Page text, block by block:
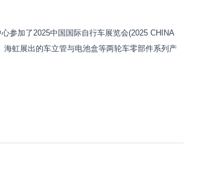
参加了2025中国国际自行车展览会(2025 CHINA
海虹展出的车立管与电池盒等两轮车零部件系列产